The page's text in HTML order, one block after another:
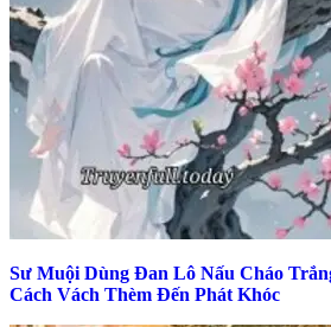
Sư Muội Dùng Đan Lô Nấu Cháo
Cách Vách Thèm Đến Phát Khóc